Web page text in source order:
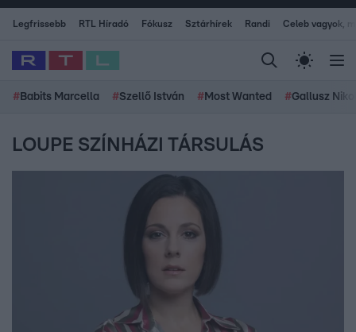
Legfrissebb RTL Híradó Fókusz Sztárhírek Randi Celeb vagyok,
# Babits Marcella #Szellő István # Most Wanted #Gallusz
LOUPE SZÍNHÁZI TÁRSULÁS